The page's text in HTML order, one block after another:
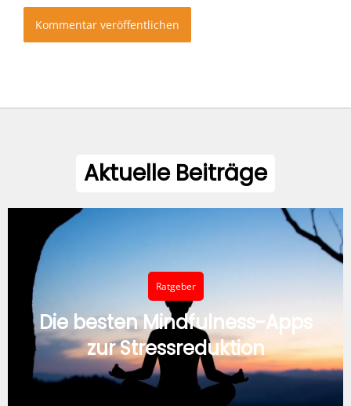
Aktuelle Beiträge
Ratgeber
Die besten Mindfulness-Apps
zur Stressreduktion